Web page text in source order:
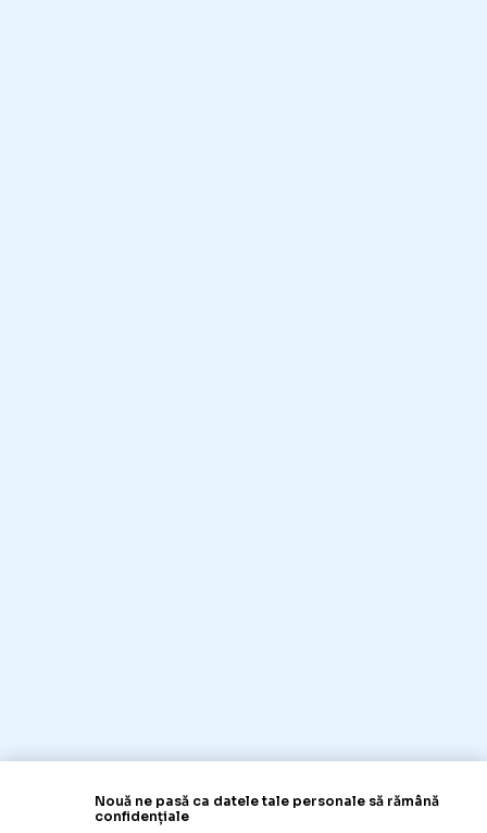
Nouă ne pasă ca datele tale personale să rămână
confidențiale